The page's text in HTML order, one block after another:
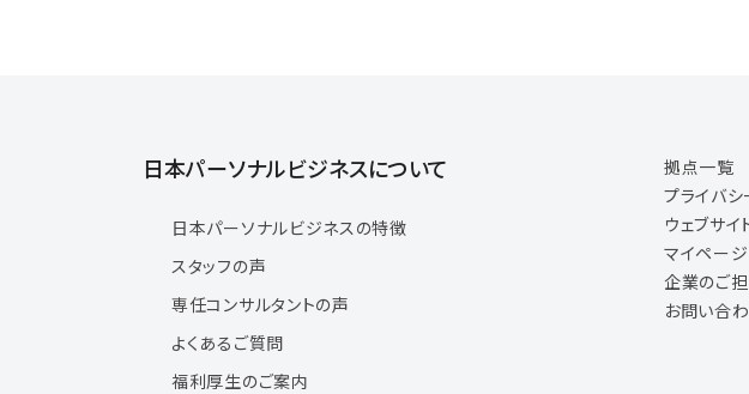
日本パーソナルビジネスについて
日本パーソナルビジネスの特徴
スタッフの声
専任コンサルタントの声
よくあるご質問
福利厚生のご案内
拠点一覧
プライバ
ウェブサ
マイペー
企業のご
お問い合